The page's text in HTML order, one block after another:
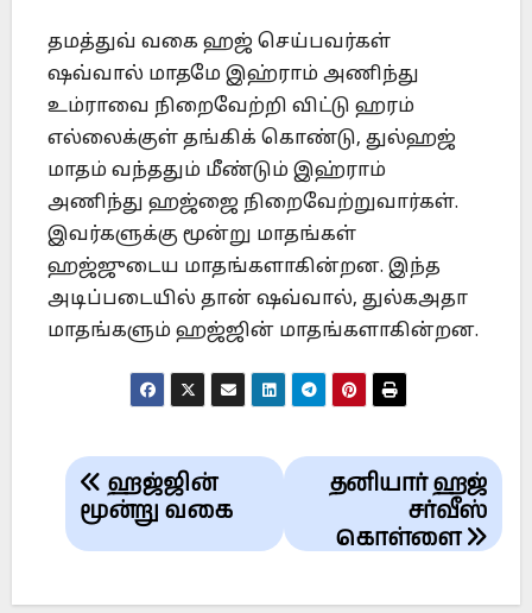
தமத்துவ் வகை ஹஜ் செய்பவர்கள்
ஷவ்வால் மாதமே இஹ்ராம் அணிந்து
உம்ராவை நிறைவேற்றி விட்டு ஹரம்
எல்லைக்குள் தங்கிக் கொண்டு, துல்ஹஜ்
மாதம் வந்ததும் மீண்டும் இஹ்ராம்
அணிந்து ஹஜ்ஜை நிறைவேற்றுவார்கள்.
இவர்களுக்கு மூன்று மாதங்கள்
ஹஜ்ஜுடைய மாதங்களாகின்றன. இந்த
அடிப்படையில் தான் ஷவ்வால், துல்கஅதா
மாதங்களும் ஹஜ்ஜின் மாதங்களாகின்றன.
Post
navigation
தனியார் ஹஜ்
சர்வீஸ்
கொள்ளை
ஹஜ்ஜின்
மூன்று வகை